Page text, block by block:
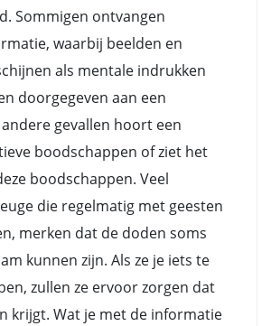
Sommigen ontvangen
waarbij beelden en
als mentale indrukken
doorgegeven aan een
gevallen hoort een
boodschappen of ziet het
boodschappen. Veel
die regelmatig met geesten
merken dat de doden soms
kunnen zijn. Als ze je iets te
zullen ze ervoor zorgen dat
krijgt. Wat je met de informatie